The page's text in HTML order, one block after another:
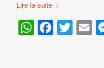
Lire la suite